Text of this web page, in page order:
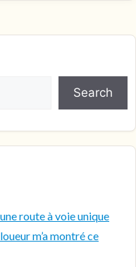
Search
route à voie unique
m’a montré ce